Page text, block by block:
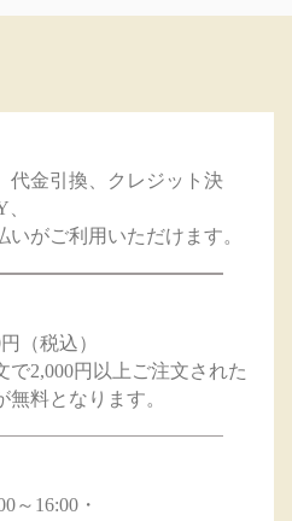
代金引換、クレジット決
いがご利用いただけます。
（税込）
で2,000円以上ご注文された
無料となります。
～16:00・